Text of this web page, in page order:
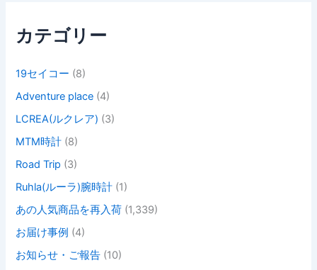
カテゴリー
19セイコー (8)
Adventure place (4)
LCREA(ルクレア) (3)
MTM時計 (8)
Road Trip (3)
Ruhla(ルーラ)腕時計 (1)
あの人気商品を再入荷 (1,339)
お届け事例 (4)
お知らせ・ご報告 (10)